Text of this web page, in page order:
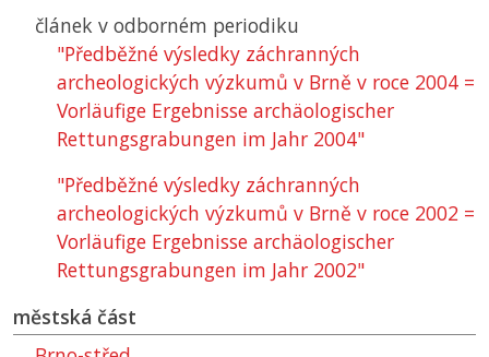
článek v odborném periodiku
"Předběžné výsledky záchranných
archeologických výzkumů v Brně v roce 2004 =
Vorläufige Ergebnisse archäologischer
Rettungsgrabungen im Jahr 2004"
"Předběžné výsledky záchranných
archeologických výzkumů v Brně v roce 2002 =
Vorläufige Ergebnisse archäologischer
Rettungsgrabungen im Jahr 2002"
městská část